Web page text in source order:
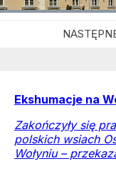
Ekshumacje na
Zakończyły się
polskich wsiach
Wołyniu –